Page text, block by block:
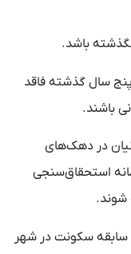
باشد.
سال گذشته فاقد
باشند.
در دهک‌های
استحقاق‌سنجی
شوند.
سابقه سکونت در شهر